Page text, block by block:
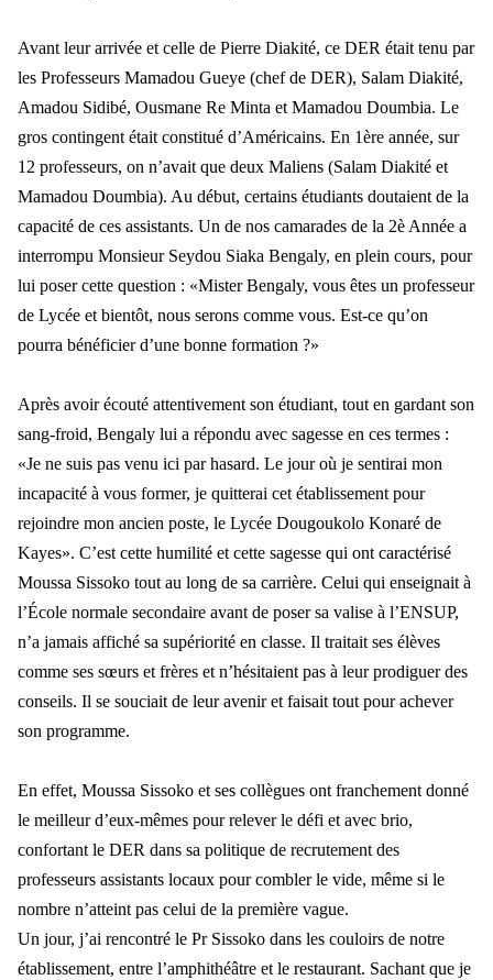
Avant leur arrivée et celle de Pierre Diakité, ce DER était tenu par
les Professeurs Mamadou Gueye (chef de DER), Salam Diakité,
Amadou Sidibé, Ousmane Re Minta et Mamadou Doumbia. Le
gros contingent était constitué d’Américains. En 1ère année, sur
12 professeurs, on n’avait que deux Maliens (Salam Diakité et
Mamadou Doumbia). Au début, certains étudiants doutaient de la
capacité de ces assistants. Un de nos camarades de la 2è Année a
interrompu Monsieur Seydou Siaka Bengaly, en plein cours, pour
lui poser cette question : «Mister Bengaly, vous êtes un professeur
de Lycée et bientôt, nous serons comme vous. Est-ce qu’on
pourra bénéficier d’une bonne formation ?»
Après avoir écouté attentivement son étudiant, tout en gardant son
sang-froid, Bengaly lui a répondu avec sagesse en ces termes :
«Je ne suis pas venu ici par hasard. Le jour où je sentirai mon
incapacité à vous former, je quitterai cet établissement pour
rejoindre mon ancien poste, le Lycée Dougoukolo Konaré de
Kayes». C’est cette humilité et cette sagesse qui ontcaractérisé
Moussa Sissoko tout au long de sa carrière. Celui qui enseignait à
l’École normale secondaire avant de poser sa valise à l’ENSUP,
n’a jamais affiché sa supériorité en classe. Il traitait ses élèves
comme ses sœurs et frères et n’hésitaient pas à leur prodiguer des
conseils. Il se souciait de leur avenir et faisait tout pour achever
son programme.
En effet, Moussa Sissoko et ses collègues ont franchement donné
le meilleur d’eux-mêmes pour relever le défi et avec brio,
confortant le DER dans sa politique de recrutement des
professeurs assistants locaux pour combler le vide, même si le
nombre n’atteint pas celui de la première vague.
Un jour, j’ai rencontré le Pr Sissoko dans les couloirs de notre
établissement, entre l’amphithéâtre et le restaurant. Sachant que je